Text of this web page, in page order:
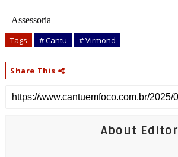
Assessoria
Tags # Cantu # Virmond
Share This
About Editor